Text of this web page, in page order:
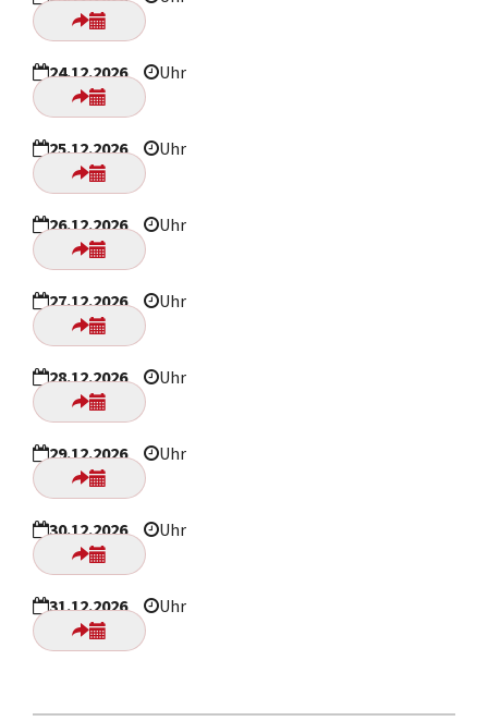
24.12.2026 Uhr
25.12.2026 Uhr
26.12.2026 Uhr
27.12.2026 Uhr
28.12.2026 Uhr
29.12.2026 Uhr
30.12.2026 Uhr
31.12.2026 Uhr